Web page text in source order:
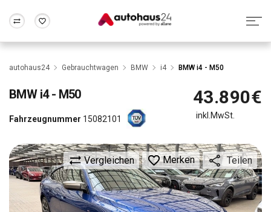
Zum Antrag Alle Fragen & Antworten München
Frankfurt Wuppertal
autohaus24 Gebrauchtwagen BMW i4 BMW i4 - M50
BMW i4 - M50
Fahrzeugnummer 15082101
Vergleichen Merken Teilen
43.890€
inkl.MwSt.